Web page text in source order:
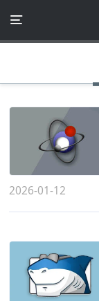
2026-01-12